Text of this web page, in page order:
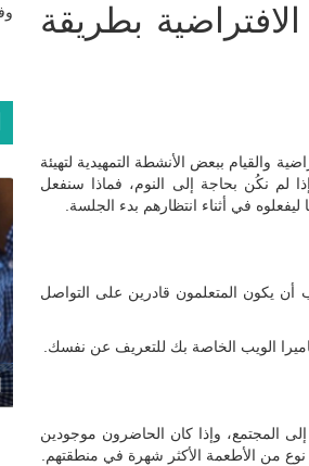
بطريقة
والقيام ببعض الأنشطة التمهيدية لتهيئة
لم نكُن بحاجة إلى النوم، فماذا سنفعل
في أثناء انتظارهم بدء الجلسة.
أن يكون المتعلمون قادرين على التواصل
الويب الخاصة بك للتعريف عن نفسك.
المجتمع، وإذا كان الحاضرون موجودين
من الأطعمة الأكثر شهرة في منطقتهم.